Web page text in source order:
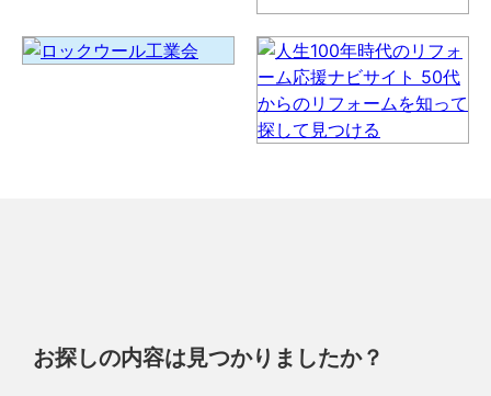
お探しの内容は見つかりましたか？